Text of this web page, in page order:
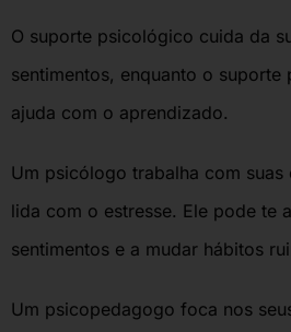
O suporte psicológico cuida da
sentimentos, enquanto o
ajuda com o aprendizado.
Um psicólogo trabalha com
lida com o estresse. Ele pode te
sentimentos e a mudar hábitos
Um psicopedagogo foca nos